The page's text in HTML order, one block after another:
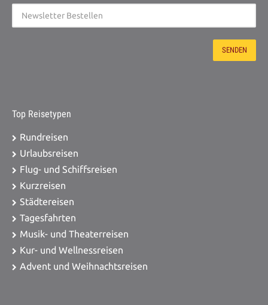
Top Reisetypen
Rundreisen
Urlaubsreisen
Flug- und Schiffsreisen
Kurzreisen
Städtereisen
Tagesfahrten
Musik- und Theaterreisen
Kur- und Wellnessreisen
Advent und Weihnachtsreisen